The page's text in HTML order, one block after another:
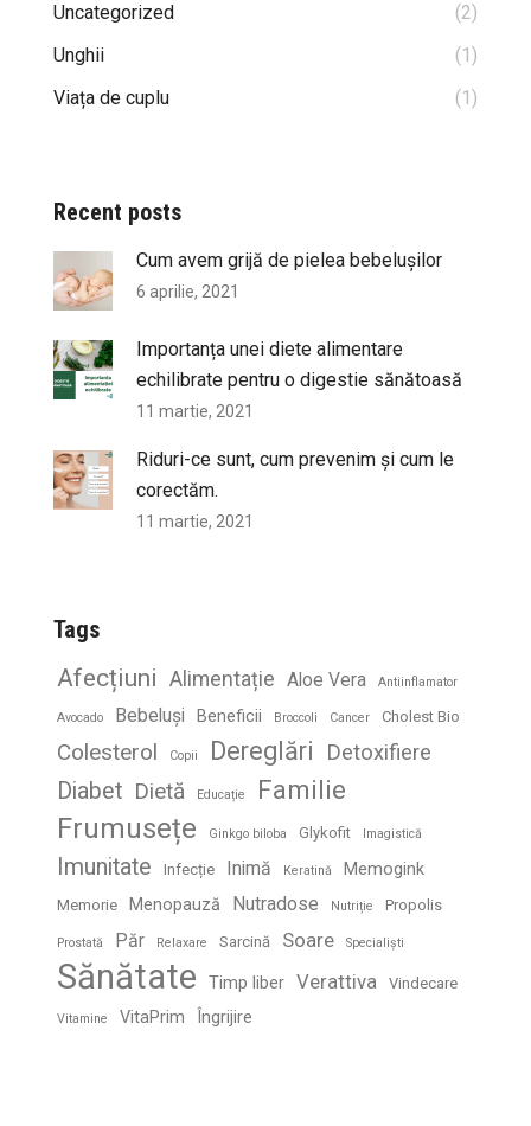
Uncategorized
(2)
Unghii
(1)
Viața de cuplu
(1)
Recent posts
Cum avem grijă de pielea bebelușilor
6 aprilie, 2021
Importanța unei diete alimentare
echilibrate pentru o digestie sănătoasă
11 martie, 2021
Riduri-ce sunt, cum prevenim și cum le
corectăm.
11 martie, 2021
Tags
Afecțiuni Alimentație Aloe Vera Antiinflamator
Avocado Bebeluși Beneficii Broccoli Cancer Cholest Bio
Colesterol Copii Dereglări Detoxifiere
Diabet Dietă Educație Familie
Frumusețe Ginkgo biloba Glykofit Imagistică
Imunitate Infecție Inimă Keratină Memogink
Memorie Menopauză Nutradose Nutriție Propolis
Prostată Păr Relaxare Sarcină Soare Specialiști
Sănătate Timp liber Verattiva Vindecare
Vitamine VitaPrim Îngrijire